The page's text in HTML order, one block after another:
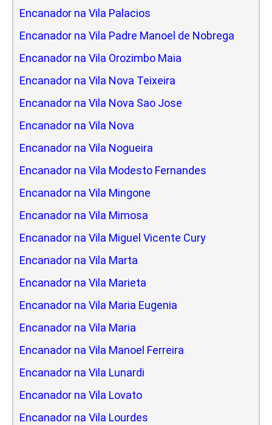
Encanador na Vila Palacios
Encanador na Vila Padre Manoel de Nobrega
Encanador na Vila Orozimbo Maia
Encanador na Vila Nova Teixeira
Encanador na Vila Nova Sao Jose
Encanador na Vila Nova
Encanador na Vila Nogueira
Encanador na Vila Modesto Fernandes
Encanador na Vila Mingone
Encanador na Vila Mimosa
Encanador na Vila Miguel Vicente Cury
Encanador na Vila Marta
Encanador na Vila Marieta
Encanador na Vila Maria Eugenia
Encanador na Vila Maria
Encanador na Vila Manoel Ferreira
Encanador na Vila Lunardi
Encanador na Vila Lovato
Encanador na Vila Lourdes